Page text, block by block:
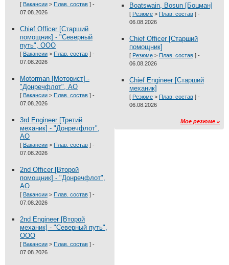
[ Вакансии > Плав. состав ] -
07.08.2026
Chief Officer [Старший
помощник] - "Северный
путь", ООО
[ Вакансии > Плав. состав ] -
07.08.2026
Motorman [Моторист] -
"Донречфлот", АО
[ Вакансии > Плав. состав ] -
07.08.2026
3rd Engineer [Третий
механик] - "Донречфлот",
АО
[ Вакансии > Плав. состав ] -
07.08.2026
2nd Officer [Второй
помощник] - "Донречфлот",
АО
[ Вакансии > Плав. состав ] -
07.08.2026
2nd Engineer [Второй
механик] - "Северный путь",
ООО
[ Вакансии > Плав. состав ] -
07.08.2026
Boatswain, Bosun [Боцман]
[ Резюме > Плав. состав ] -
06.08.2026
Chief Officer [Старший
помощник]
[ Резюме > Плав. состав ] -
06.08.2026
Chief Engineer [Старший
механик]
[ Резюме > Плав. состав ] -
06.08.2026
Мое резюме »